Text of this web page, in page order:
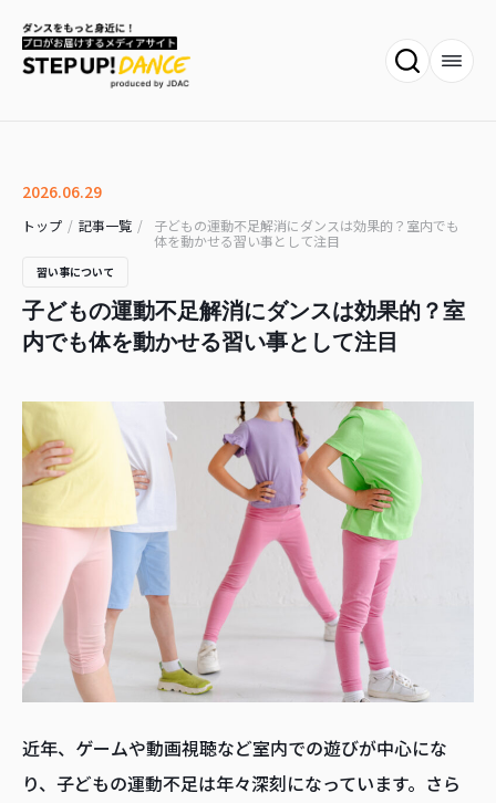
2026.06.29
トップ / 記事一覧 /
子どもの運動不足解消にダンスは効果的？室内でも
体を動かせる習い事として注目
習い事について
子どもの運動不足解消にダンスは効果的？室
内でも体を動かせる習い事として注目
近年、ゲームや動画視聴など室内での遊びが中心にな
り、子どもの運動不足は年々深刻になっています。さら